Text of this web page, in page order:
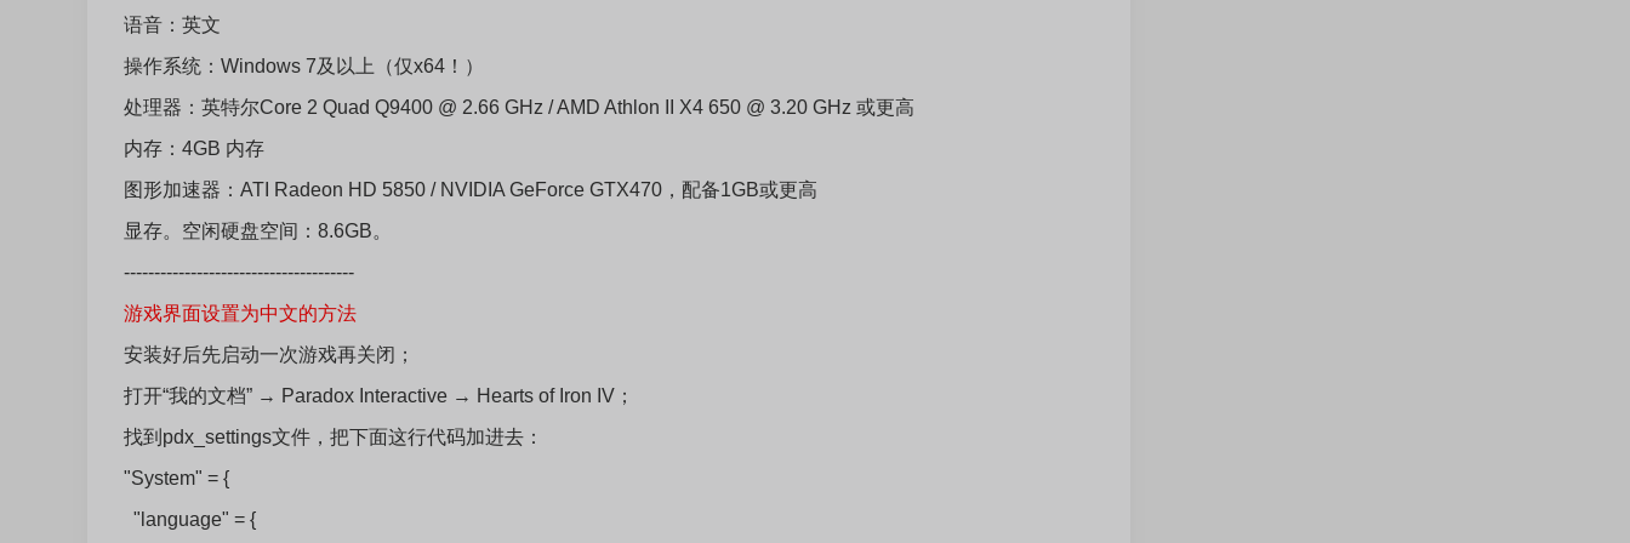
语音：英文
操作系统：Windows 7及以上（仅x64！）
处理器：英特尔Core 2 Quad Q9400 @ 2.66 GHz / AMD Athlon II X4 650 @ 3.20 GHz 或更高
内存：4GB 内存
图形加速器：ATI Radeon HD 5850 / NVIDIA GeForce GTX470，配备1GB或更高
显存。空闲硬盘空间：8.6GB。
--------------------------------------
游戏界面设置为中文的方法
安装好后先启动一次游戏再关闭；
打开“我的文档” → Paradox Interactive → Hearts of Iron IV；
找到pdx_settings文件，把下面这行代码加进去：
"System" = {
"language" = {